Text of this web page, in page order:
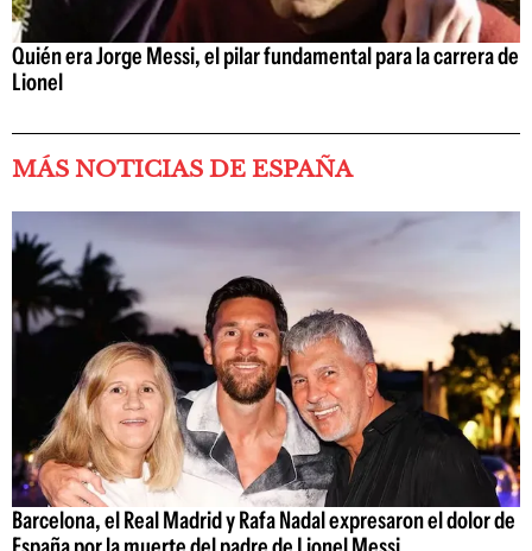
Quién era Jorge Messi, el pilar fundamental para la carrera de
Lionel
MÁS NOTICIAS DE ESPAÑA
Barcelona, el Real Madrid y Rafa Nadal expresaron el dolor de